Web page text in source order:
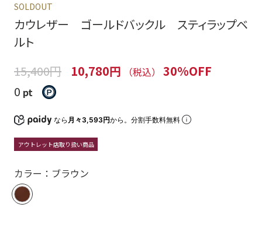
SOLDOUT
カウレザー ゴールドバックル スティラップベ
ルト
15,400円
10,780円 （税込）
30%OFF
0 pt
なら 月々3,593円から。分割手数料無料
アウトレット店取り扱い商品
カラー：ブラウン